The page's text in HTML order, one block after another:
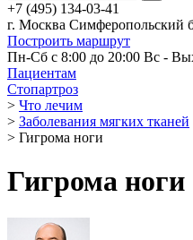
+7 (495) 134-03-41
г. Москва Симферопольский
Построить маршрут
Пн-Сб с 8:00 до 20:00 Вс -
Пациентам
Стопартроз
> Что лечим
> Заболевания мягких тканей
> Гигрома ноги
Гигрома ноги